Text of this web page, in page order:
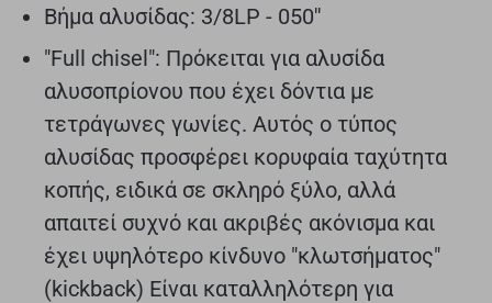
Βήμα αλυσίδας: 3/8LP - 050''
"Full chisel": Πρόκειται για αλυσίδα
αλυσοπρίονου που έχει δόντια με
τετράγωνες γωνίες. Αυτός ο τύπος
αλυσίδας προσφέρει κορυφαία ταχύτητα
κοπής, ειδικά σε σκληρό ξύλο, αλλά
απαιτεί συχνό και ακριβές ακόνισμα και
έχει υψηλότερο κίνδυνο "κλωτσήματος"
(kickback) Είναι καταλληλότερη για